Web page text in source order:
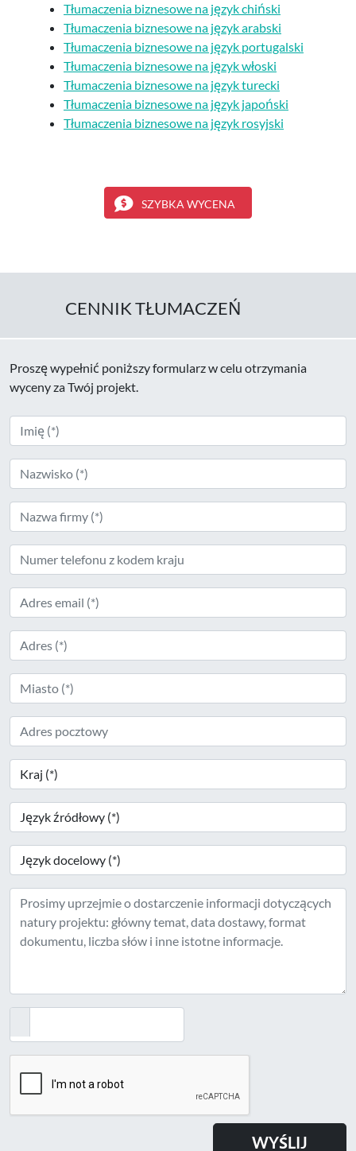
Tłumaczenia biznesowe na język chiński
Tłumaczenia biznesowe na język arabski
Tłumaczenia biznesowe na język portugalski
Tłumaczenia biznesowe na język włoski
Tłumaczenia biznesowe na język turecki
Tłumaczenia biznesowe na język japoński
Tłumaczenia biznesowe na język rosyjski
SZYBKA WYCENA
CENNIK TŁUMACZEŃ
Proszę wypełnić poniższy formularz w celu otrzymania
wyceny za Twój projekt.